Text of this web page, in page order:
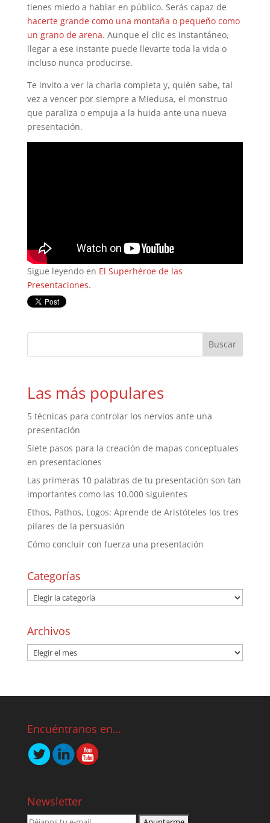
tienes miedo a hablar en público. Serás capaz de
hacerte grande como una montaña o pequeño como
un grano de arena. Aunque el clic es instantáneo,
llegar a ese instante puede llevarte toda la vida o
incluso nunca producirse.
Te invito a ver la charla completa y, quién sabe, tal
vez a vencer por siempre a Miedusa, el monstruo
que paraliza o empuja a la huida ante una nueva
presentación.
Sigue leyendo en El Superhéroe de las
Presentaciones.
Las más populares
5 técnicas para controlar los nervios ante una
presentación
Siete pasos para la creación de mapas conceptuales
en presentaciones
Las primeras 10 palabras de tu presentación son tan
importantes como las 10.000 siguientes
Ethos, Pathos, Logos: Aprende de Aristóteles los tres
pilares de la persuasión
Cómo concluir con fuerza una presentación
Categorías
Archivos
Encuéntranos en…
Newsletter